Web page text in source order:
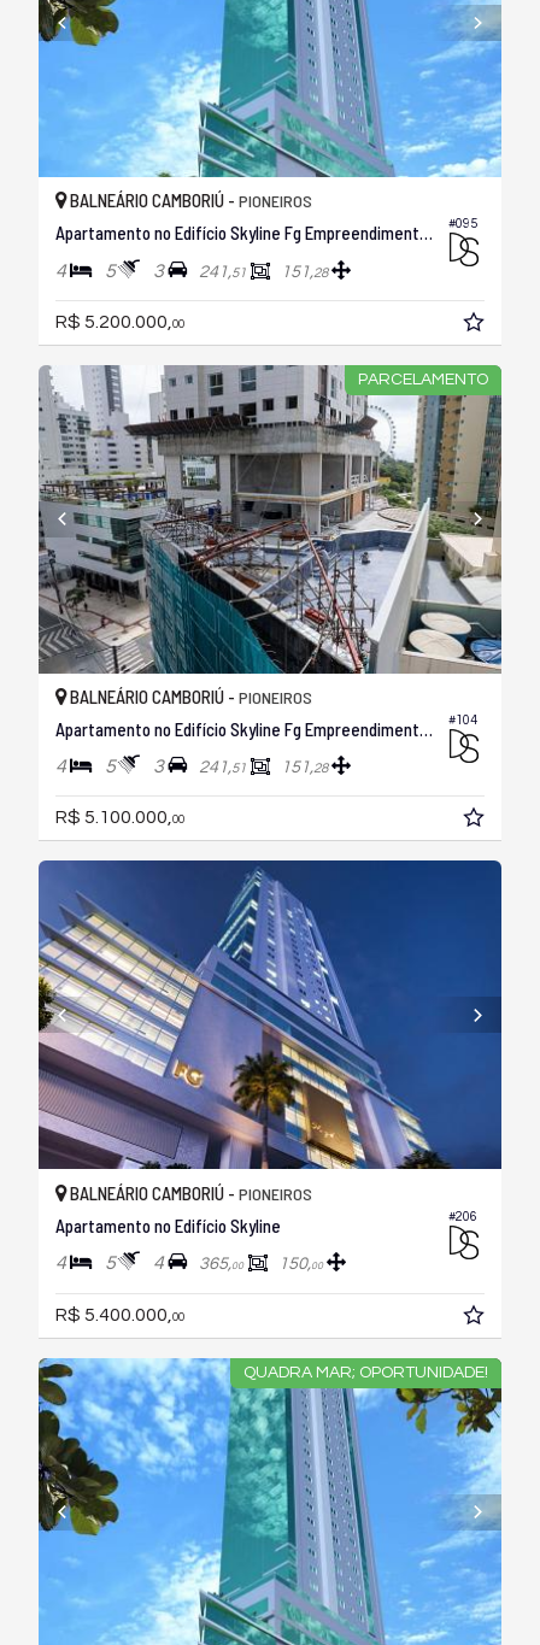
#095
BALNEÁRIO CAMBORIÚ - PIONEIROS
Apartamento no Edifício Skyline Fg Empreendimentos
4 5 3 241,51 151,28
R$ 5.200.000, 00
PARCELAMENTO
#104
BALNEÁRIO CAMBORIÚ - PIONEIROS
Apartamento no Edifício Skyline Fg Empreendimentos
4 5 3 241,51 151,28
R$ 5.100.000, 00
#206
BALNEÁRIO CAMBORIÚ - PIONEIROS
Apartamento no Edifício Skyline
4 5 4 365,00 150,00
R$ 5.400.000, 00
QUADRA MAR; OPORTUNIDADE!